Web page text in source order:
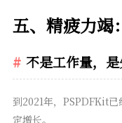
五、精疲力竭
不是工作量，
到2021年，PSPDFKit
定增长。